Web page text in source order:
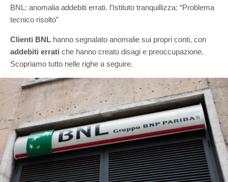
BNL: anomalia addebiti errati. l’Istituto tranquillizza: “Problema
tecnico risolto”
Clienti BNL hanno segnalato anomalie sui propri conti, con
addebiti errati che hanno creato disagi e preoccupazione.
Scopriamo tutto nelle righe a seguire.